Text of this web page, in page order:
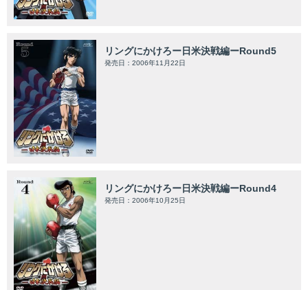
リングにかけろー日米決戦編ーRound5
発売日：2006年11月22日
リングにかけろー日米決戦編ーRound4
発売日：2006年10月25日